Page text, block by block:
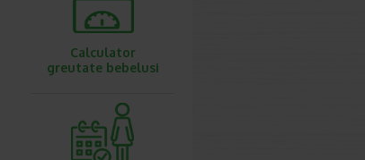
Calculator
greutate bebelusi